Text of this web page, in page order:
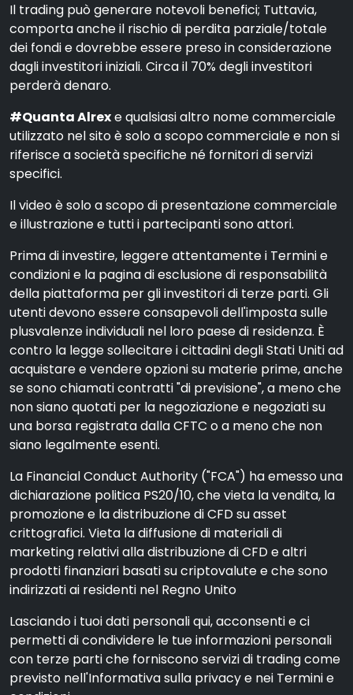
Il trading può generare notevoli benefici; Tuttavia,
comporta anche il rischio di perdita parziale/totale
dei fondi e dovrebbe essere preso in considerazione
dagli investitori iniziali. Circa il 70% degli investitori
perderà denaro.
#Quanta Alrexe qualsiasi altro nome commerciale
utilizzato nel sito è solo a scopo commerciale e non si
riferisce a società specifiche né fornitori di servizi
specifici.
Il video è solo a scopo di presentazione commerciale
e illustrazione e tutti i partecipanti sono attori.
Prima di investire, leggere attentamente i Termini e
condizioni e la pagina di esclusione di responsabilità
della piattaforma per gli investitori di terze parti. Gli
utenti devono essere consapevoli dell'imposta sulle
plusvalenze individuali nel loro paese di residenza. È
contro la legge sollecitare i cittadini degli Stati Uniti ad
acquistare e vendere opzioni su materie prime, anche
se sono chiamati contratti "di previsione", a meno che
non siano quotati per la negoziazione e negoziati su
una borsa registrata dalla CFTC o a meno che non
siano legalmente esenti.
La Financial Conduct Authority ("FCA") ha emesso una
dichiarazione politica PS20/10, che vieta la vendita, la
promozione e la distribuzione di CFD su asset
crittografici. Vieta la diffusione di materiali di
marketing relativi alla distribuzione di CFD e altri
prodotti finanziari basati su criptovalute e che sono
indirizzati ai residenti nel Regno Unito
Lasciando i tuoi dati personali qui, acconsenti e ci
permetti di condividere le tue informazioni personali
con terze parti che forniscono servizi di trading come
previsto nell'Informativa sulla privacy e nei Termini e